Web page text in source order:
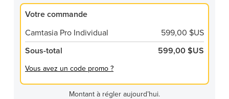
Votre commande
Camtasia Pro Individual
599,00 $US
Sous-total
599,00 $US
Vous avez un code promo ?
Montant à régler aujourd’hui.